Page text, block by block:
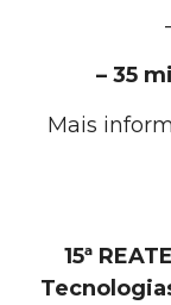
– 35
Mais
15ª